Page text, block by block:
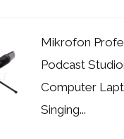
Mikrofon
Podcast
Computer
Singing...